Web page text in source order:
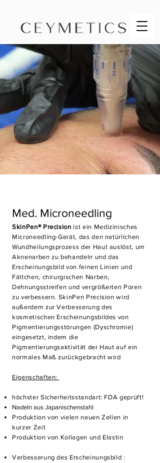
Med. Microneedling
SkinPen®️ Precision ist ein Medizinisches
Microneedling-Gerät, das den natürlichen
Wundheilungsprozess der Haut auslöst, um
Aknenarben zu behandeln und das
Erscheinungsbild von feinen Linien und
Fältchen, chirurgischen Narben,
Dehnungsstreifen und vergrößerten Poren
zu verbessern. SkinPen Precision wird
außerdem zur Verbesserung des
kosmetischen Erscheinungsbildes von
Pigmentierungsstörungen (Dyschromie)
eingesetzt, indem die
Pigmentierungsaktivität der Haut auf ein
normales Maß zurückgebracht wird
Eigenschaften: ​
höchster Sicherheitsstandart: FDA geprüft!
Nadeln aus Japanischenstahl
Produktion von vielen neuen Zellen in
kurzer Zeit
Produktion von Kollagen und Elastin
Verbesserung des Erscheinungsbild :